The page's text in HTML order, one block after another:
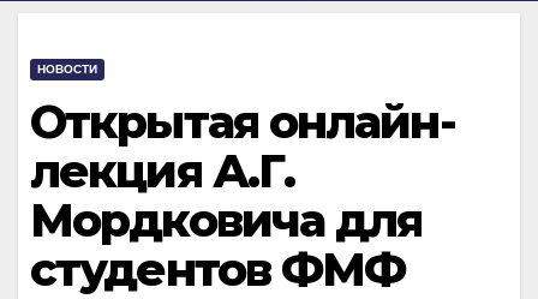
НОВОСТИ
Открытая онлайн-
лекция А.Г.
Мордковича для
студентов ФМФ